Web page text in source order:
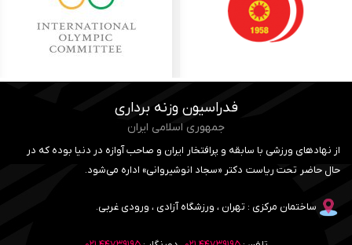
فدراسیون وزنه برداری
جمهوری اسلامی ایران
از نهادهای ورزشی با سابقه و پرافتخار ایران و صاحب آوازه در دنیا بوده که در
حال حاضر تحت ریاست دکتر «سجاد انوشیروانی» اداره می‌شود.
ساختمان مرکزی : تهران ، ورزشگاه آزادی ، ورودی غربی.